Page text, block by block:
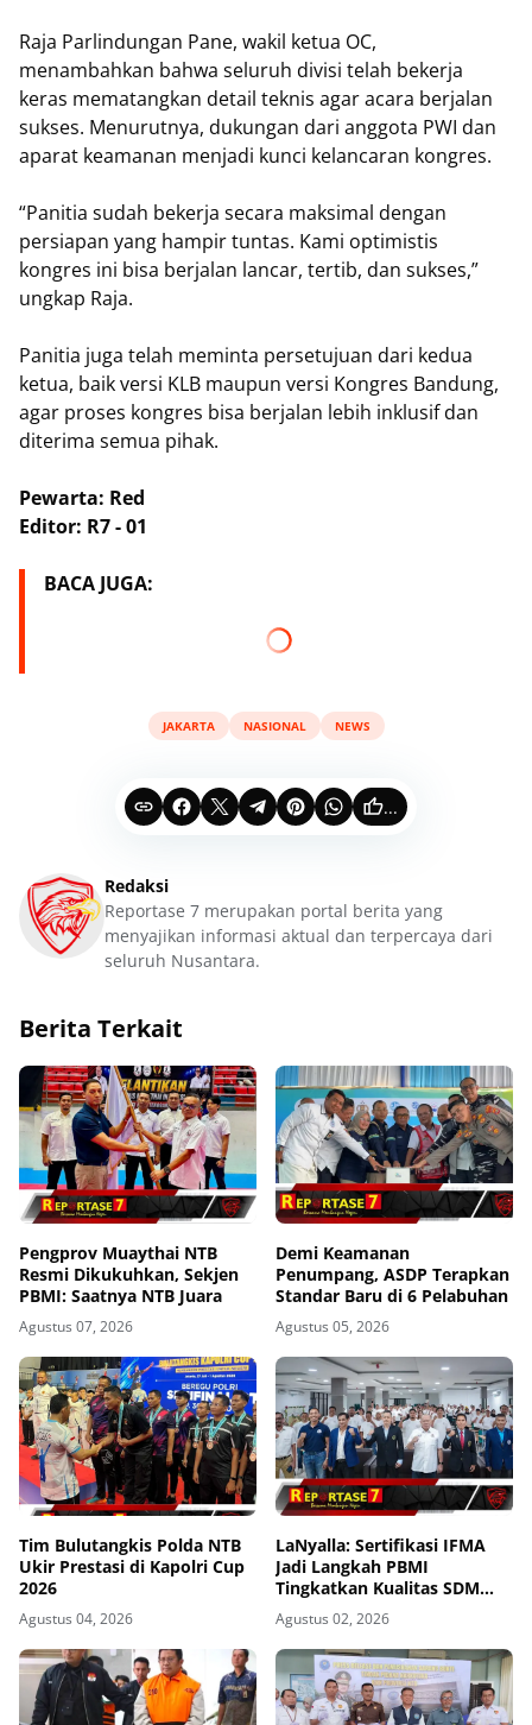
Raja Parlindungan Pane, wakil ketua OC,
menambahkan bahwa seluruh divisi telah bekerja
keras mematangkan detail teknis agar acara berjalan
sukses. Menurutnya, dukungan dari anggota PWI dan
aparat keamanan menjadi kunci kelancaran kongres.
“Panitia sudah bekerja secara maksimal dengan
persiapan yang hampir tuntas. Kami optimistis
kongres ini bisa berjalan lancar, tertib, dan sukses,”
ungkap Raja.
Panitia juga telah meminta persetujuan dari kedua
ketua, baik versi KLB maupun versi Kongres Bandung,
agar proses kongres bisa berjalan lebih inklusif dan
diterima semua pihak.
Pewarta: Red
Editor: R7 - 01
BACA JUGA:
JAKARTA NASIONAL NEWS
...
Redaksi
Reportase 7 merupakan portal berita yang
menyajikan informasi aktual dan terpercaya dari
seluruh Nusantara.
Berita Terkait
Pengprov Muaythai NTB
Resmi Dikukuhkan, Sekjen
PBMI: Saatnya NTB Juara
Agustus 07, 2026
Demi Keamanan
Penumpang, ASDP Terapkan
Standar Baru di 6 Pelabuhan
Agustus 05, 2026
Tim Bulutangkis Polda NTB
Ukir Prestasi di Kapolri Cup
2026
Agustus 04, 2026
LaNyalla: Sertifikasi IFMA
Jadi Langkah PBMI
Tingkatkan Kualitas SDM
Muaythai
Agustus 02, 2026